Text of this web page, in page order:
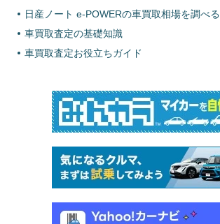
日産ノート e-POWERの車買取相場を調べる
車買取査定の基礎知識
車買取査定お役立ちガイド